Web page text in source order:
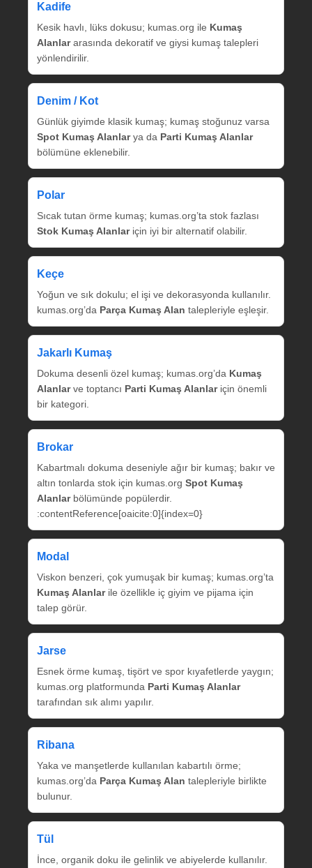
Kadife
Kesik havlı, lüks dokusu; kumas.org ile Kumaş
Alanlararasında dekoratif ve giysi kumaş talepleri
yönlendirilir.
Denim / Kot
Günlük giyimde klasik kumaş; kumaş stoğunuz varsa
Spot Kumaş Alanlarya da Parti Kumaş Alanlar
bölümüne eklenebilir.
Polar
Sıcak tutan örme kumaş; kumas.org’ta stok fazlası
Stok Kumaş Alanlariçin iyi bir alternatif olabilir.
Keçe
Yoğun ve sık dokulu; el işi ve dekorasyonda kullanılır.
kumas.org’da Parça Kumaş Alan talepleriyle eşleşir.
Jakarlı Kumaş
Dokuma desenli özel kumaş; kumas.org’da Kumaş
Alanlarve toptancı Parti Kumaş Alanlariçin önemli
bir kategori.
Brokar
Kabartmalı dokuma deseniyle ağır bir kumaş; bakır ve
altın tonlarda stok için kumas.org Spot Kumaş
Alanlarbölümünde popülerdir.
:contentReference[oaicite:0]{index=0}
Modal
Viskon benzeri, çok yumuşak bir kumaş; kumas.org’ta
Kumaş Alanlarile özellikle iç giyim ve pijama için
talep görür.
Jarse
Esnek örme kumaş, tişört ve spor kıyafetlerde yaygın;
kumas.org platformunda Parti Kumaş Alanlar
tarafından sık alımı yapılır.
Ribana
Yaka ve manşetlerde kullanılan kabartılı örme;
kumas.org’da Parça Kumaş Alan talepleriyle birlikte
bulunur.
Tül
İnce, organik doku ile gelinlik ve abiyelerde kullanılır.